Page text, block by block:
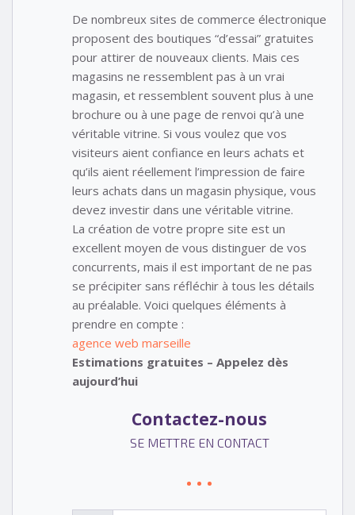
De nombreux sites de commerce électronique
proposent des boutiques “d’essai” gratuites
pour attirer de nouveaux clients. Mais ces
magasins ne ressemblent pas à un vrai
magasin, et ressemblent souvent plus à une
brochure ou à une page de renvoi qu’à une
véritable vitrine. Si vous voulez que vos
visiteurs aient confiance en leurs achats et
qu’ils aient réellement l’impression de faire
leurs achats dans un magasin physique, vous
devez investir dans une véritable vitrine.
La création de votre propre site est un
excellent moyen de vous distinguer de vos
concurrents, mais il est important de ne pas
se précipiter sans réfléchir à tous les détails
au préalable. Voici quelques éléments à
prendre en compte :
agence web marseille
Estimations gratuites – Appelez dès
aujourd’hui
Contactez-nous
SE METTRE EN CONTACT